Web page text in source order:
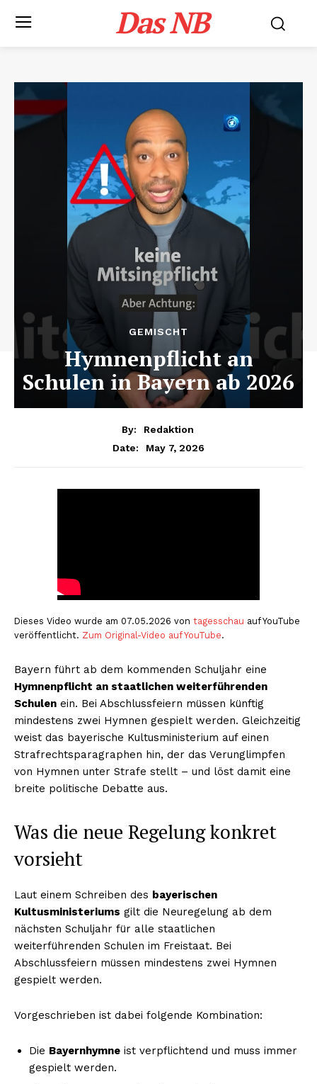
Das NB
GEMISCHT
Hymnenpflicht an
Schulen in Bayern ab 2026
By:
Redaktion
Date:
May 7, 2026
Dieses Video wurde am 07.05.2026 von tagesschau auf YouTube
veröffentlicht. Zum Original-Video auf YouTube.
Bayern führt ab dem kommenden Schuljahr eine
Hymnenpflicht an staatlichen weiterführenden
Schulen ein. Bei Abschlussfeiern müssen künftig
mindestens zwei Hymnen gespielt werden. Gleichzeitig
weist das bayerische Kultusministerium auf einen
Strafrechts­paragraphen hin, der das Verunglimpfen
von Hymnen unter Strafe stellt – und löst damit eine
breite politische Debatte aus.
Was die neue Regelung konkret
vorsieht
Laut einem Schreiben des bayerischen
Kultusministeriums gilt die Neuregelung ab dem
nächsten Schuljahr für alle staatlichen
weiterführenden Schulen im Freistaat. Bei
Abschlussfeiern müssen mindestens zwei Hymnen
gespielt werden.
Vorgeschrieben ist dabei folgende Kombination:
Die Bayernhymne ist verpflichtend und muss immer
gespielt werden.